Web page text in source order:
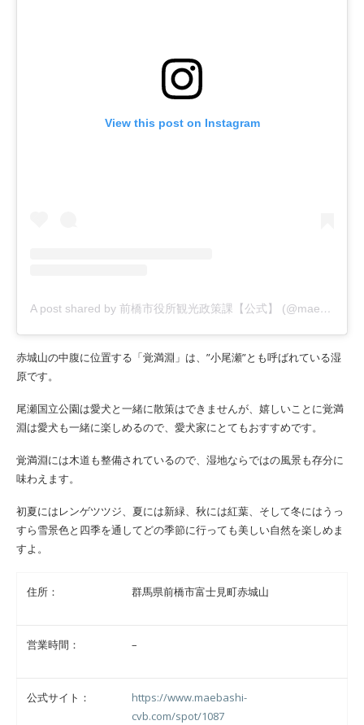
View this post on Instagram
A post shared by 前橋市役所観光政策課【公式】 (@maebashi_trip)
赤城山の中腹に位置する「覚満淵」は、”小尾瀬”とも呼ばれている湿
原です。
尾瀬国立公園は愛犬と一緒に散策はできませんが、嬉しいことに覚満
淵は愛犬も一緒に楽しめるので、愛犬家にとてもおすすめです。
覚満淵には木道も整備されているので、湿地ならではの風景も存分に
味わえます。
初夏にはレンゲツツジ、夏には新緑、秋には紅葉、そして冬にはうっ
すら雪景色と四季を通してどの季節に行っても美しい自然を楽しめま
すよ。
住所： 群馬県前橋市富士見町赤城山
営業時間： –
公式サイト：
https://www.maebashi-
cvb.com/spot/1087